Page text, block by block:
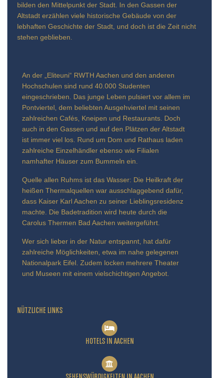
bilden den Mittelpunkt der Stadt. In den Gassen der
Altstadt erzählen viele historische Gebäude von der
lebhaften Geschichte der Stadt, und doch ist die Zeit nicht
stehen geblieben.
An der „Eliteuni“ RWTH Aachen und den anderen
Hochschulen sind rund 40.000 Studenten
eingeschrieben. Das junge Leben pulsiert vor allem im
Pontviertel, dem beliebten Ausgehviertel mit seinen
zahlreichen Cafés, Kneipen und Restaurants. Doch
auch in den Gassen und auf den Plätzen der Altstadt
ist immer viel los. Rund um Dom und Rathaus laden
zahlreiche Einzelhändler ebenso wie Filialen
namhafter Häuser zum Bummeln ein.
Quelle allen Ruhms ist das Wasser: Die Heilkraft der
heißen Thermalquellen war ausschlaggebend dafür,
dass Kaiser Karl Aachen zu seiner Lieblingsresidenz
machte. Die Badetradition wird heute durch die
Carolus Thermen Bad Aachen weitergeführt.
Wer sich lieber in der Natur entspannt, hat dafür
zahlreiche Möglichkeiten, etwa im nahe gelegenen
Nationalpark Eifel. Zudem locken mehrere Theater
und Museen mit einem vielschichtigen Angebot.
NÜTZLICHE LINKS
HOTELS IN AACHEN